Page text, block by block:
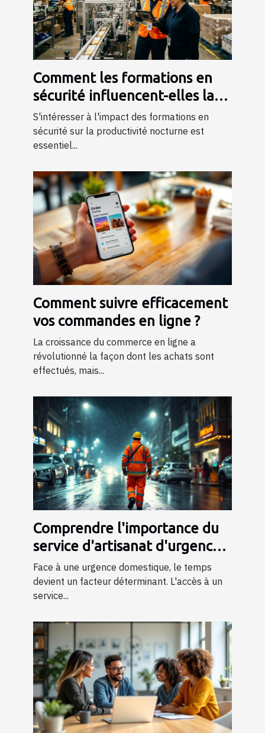
Comment les formations en
sécurité influencent-elles la
productivité nocturne ?
S'intéresser à l'impact des formations en
sécurité sur la productivité nocturne est
essentiel...
Comment suivre efficacement
vos commandes en ligne ?
La croissance du commerce en ligne a
révolutionné la façon dont les achats sont
effectués, mais...
Comprendre l'importance du
service d'artisanat d'urgence
24/7
Face à une urgence domestique, le temps
devient un facteur déterminant. L'accès à un
service...